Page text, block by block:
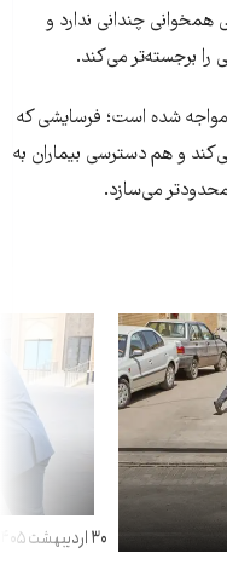
چندانی ندارد و
برجسته‌تر می‌کند.
شده است؛ فرسایشی که
و هم دسترسی بیماران به
می‌سازد.
۳۰ اردیبهشت ۱۴۰۵